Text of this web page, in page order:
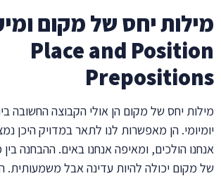
מילות יחס של מקום
Place and Position
Prepositions
מילות יחס של מקום הן אולי הקבוצה החשובה
יומיומי. הן מאפשרות לנו לתאר במדויק היכן
אנחנו הולכים, ומאיפה אנחנו באים. ההבחנה בין